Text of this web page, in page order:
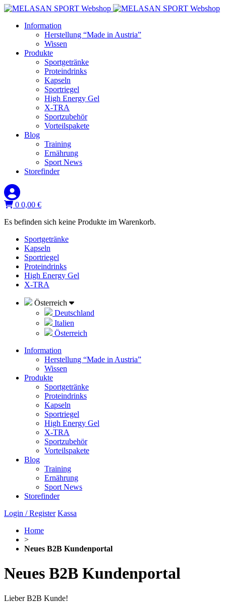
Information
Herstellung “Made in Austria”
Wissen
Produkte
Sportgetränke
Proteindrinks
Kapseln
Sportriegel
High Energy Gel
X-TRA
Sportzubehör
Vorteilspakete
Blog
Training
Ernährung
Sport News
Storefinder
0 0,00 €
Es befinden sich keine Produkte im Warenkorb.
Sportgetränke
Kapseln
Sportriegel
Proteindrinks
High Energy Gel
X-TRA
Österreich
Deutschland
Italien
Österreich
Information
Herstellung “Made in Austria”
Wissen
Produkte
Sportgetränke
Proteindrinks
Kapseln
Sportriegel
High Energy Gel
X-TRA
Sportzubehör
Vorteilspakete
Blog
Training
Ernährung
Sport News
Storefinder
Login / Register Kassa
Home
>
Neues B2B Kundenportal
Neues B2B Kundenportal
Lieber B2B Kunde!